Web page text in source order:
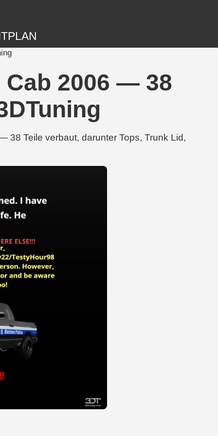
Cab 2006 — 38
38 Teile verbaut, darunter Tops, Trunk Lid,